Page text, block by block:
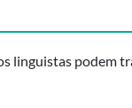
linguistas podem